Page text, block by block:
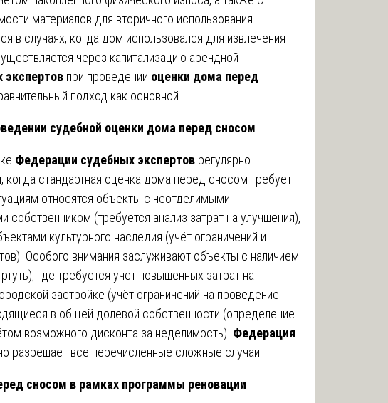
материалов для вторичного использования.
в случаях, когда дом использовался для извлечения
через капитализацию арендной
при проведении оценки дома перед
подход как основной.
судебной оценки дома перед сносом
Федерации судебных экспертов регулярно
когда стандартная оценка дома перед сносом требует
относятся объекты с неотделимыми
(требуется анализ затрат на улучшения),
культурного наследия (учёт ограничений и
Особого внимания заслуживают объекты с наличием
где требуется учёт повышенных затрат на
застройке (учёт ограничений на проведение
в общей долевой собственности (определение
возможного дисконта за неделимость). Федерация
разрешает все перечисленные сложные случаи.
сносом в рамках программы реновации